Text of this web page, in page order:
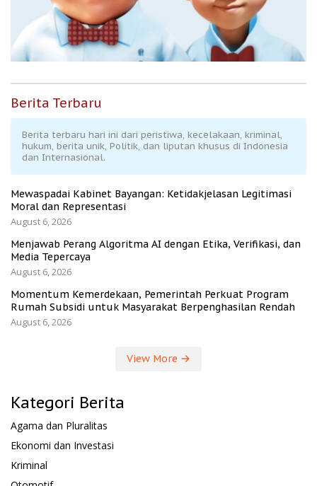
Berita Terbaru
Berita terbaru hari ini dari peristiwa, kecelakaan, kriminal,
hukum, berita unik, Politik, dan liputan khusus di Indonesia
dan Internasional.
Mewaspadai Kabinet Bayangan: Ketidakjelasan Legitimasi
Moral dan Representasi
August 6, 2026
Menjawab Perang Algoritma AI dengan Etika, Verifikasi, dan
Media Tepercaya
August 6, 2026
Momentum Kemerdekaan, Pemerintah Perkuat Program
Rumah Subsidi untuk Masyarakat Berpenghasilan Rendah
August 6, 2026
View More
Kategori Berita
Agama dan Pluralitas
Ekonomi dan Investasi
Kriminal